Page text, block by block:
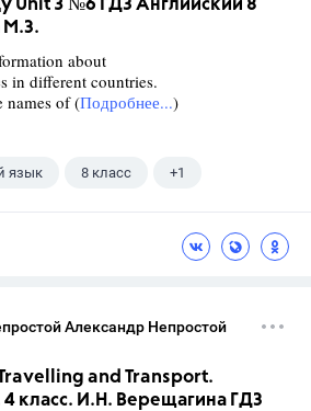
Unit 3 №6 ГДЗ Английский 8
М.З.
about
in different countries.
names of (Подробнее...)
язык 8 класс +1
Александр Непростой
and Transport.
класс. И.Н. Верещагина ГДЗ